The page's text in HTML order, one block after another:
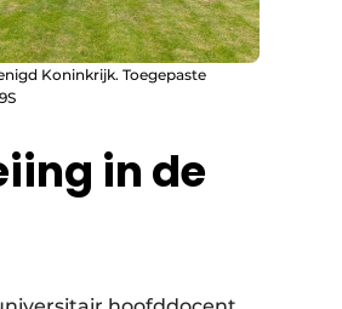
Koninkrijk. Toegepaste
in de